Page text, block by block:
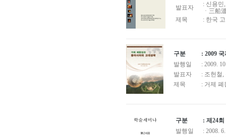
발표자
: 신용
ㆍ三船
제목
: 한국
구분
: 2009
발행일
: 2009.
발표자
: 조헌철
제목
: 거제
구분
: 제24
발행일
: 2008.